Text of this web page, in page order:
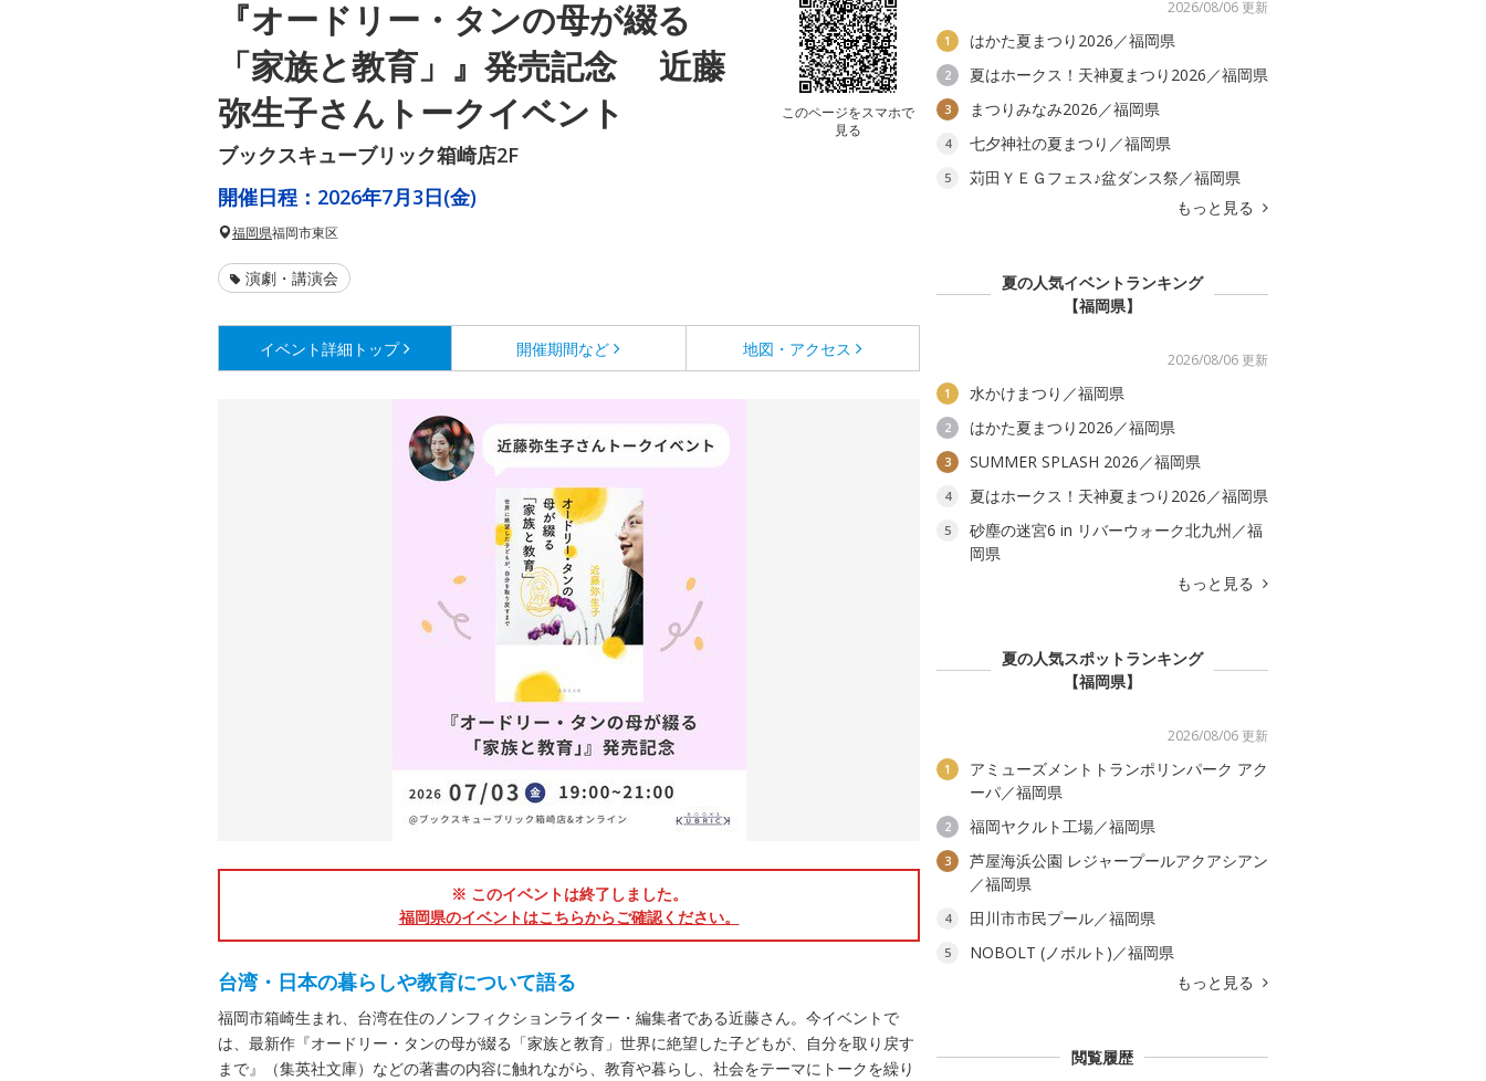
『オードリー・タンの母が綴る
「家族と教育」』発売記念 近藤
弥生子さんトークイベント
ブックスキューブリック箱崎店2F
このページをスマホで
見る
開催日程： 2026年7月3日(金)
福岡県福岡市東区
演劇・講演会
イベント詳細 トップ 開催期間など 地図・アクセス
※ このイベントは終了しました。
福岡県のイベントはこちらからご確認ください。
台湾・日本の暮らしや教育について語る
福岡市箱崎生まれ、台湾在住のノンフィクションライター・編集者である近藤さん。今イベントで
は、最新作『オードリー・タンの母が綴る「家族と教育」世界に絶望した子どもが、自分を取り戻す
まで』（集英社文庫）などの著書の内容に触れながら、教育や暮らし、社会をテーマにトークを繰り
2026/08/06 更新
1 はかた夏まつり2026／福岡県
2 夏はホークス！天神夏まつり2026／福岡県
3 まつりみなみ2026／福岡県
4 七夕神社の夏まつり／福岡県
5
苅田ＹＥＧフェス♪盆ダンス祭／福岡県
もっと見る
夏の人気イベントランキング
【福岡県】
2026/08/06 更新
1 水かけまつり／福岡県
2 はかた夏まつり2026／福岡県
3 SUMMER SPLASH 2026／福岡県
4 夏はホークス！天神夏まつり2026／福岡県
5
砂塵の迷宮6 in リバーウォーク北九州／福
岡県
もっと見る
夏の人気スポットランキング
【福岡県】
2026/08/06 更新
1
アミューズメントトランポリンパーク アク
ーパ／福岡県
2 福岡ヤクルト工場／福岡県
3
芦屋海浜公園 レジャープールアクアシアン
／福岡県
4 田川市市民プール／福岡県
5
NOBOLT (ノボルト)／福岡県
もっと見る
閲覧履歴